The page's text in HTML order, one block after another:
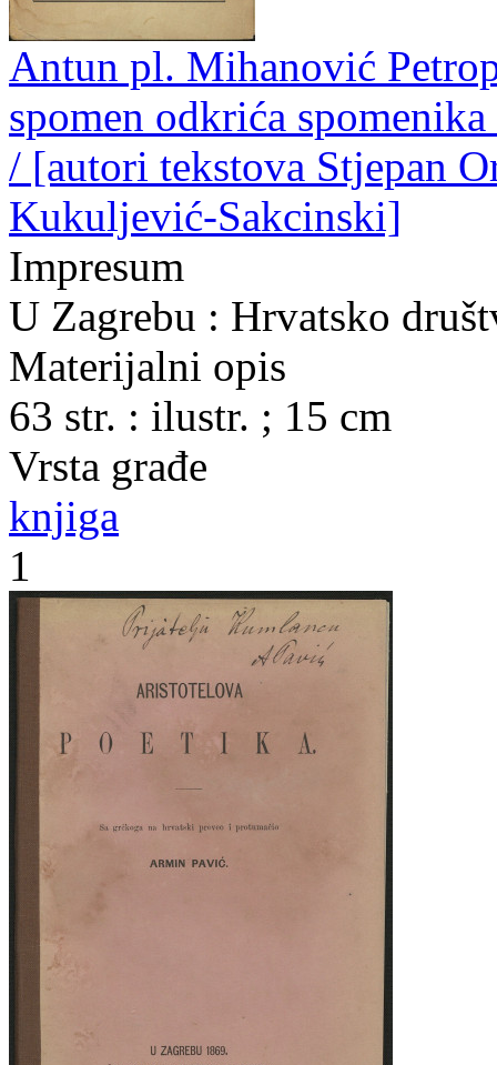
Antun pl. Mihanović
spomen odkrića
/ [autori tekstova Stjepan
Kukuljević-Sakcinski]
Impresum
U Zagrebu : Hrvatsko
Materijalni opis
63 str. : ilustr. ; 15 cm
Vrsta građe
knjiga
1